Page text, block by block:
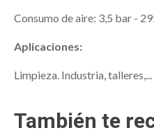
Consumo de aire: 3,5 bar -
Aplicaciones:
Limpieza. Industria, talleres,...
También te